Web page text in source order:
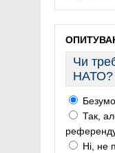
Чи
НАТО?
Так,
Ні, не